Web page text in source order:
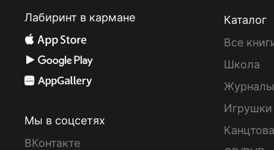
Лабиринт в кармане
Мы в соцсетях
ВКонтакте
Каталог
Все
Школа
Журналы
Игрушки